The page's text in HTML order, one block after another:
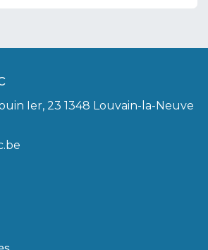
Ier, 23 1348 Louvain-la-Neuve